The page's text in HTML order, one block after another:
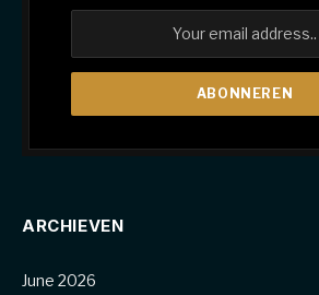
ARCHIEVEN
June 2026